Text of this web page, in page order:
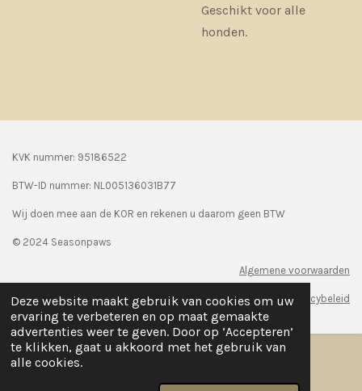
Deze website maakt gebruik van cookies om uw
ervaring te verbeteren en op maat gemaakte
advertenties weer te geven. Door op ‘Accepteren’
te klikken, gaat u akkoord met het gebruik van
alle cookies.
Geschikt voor alle
honden.
KVK nummer: 95186522
BTW-ID nummer: NL005136031B77
Wij doen mee aan de KOR en rekenen u daarom geen BTW
© 2024 Seasonpaws
Algemene voorwaarden
Privacybeleid